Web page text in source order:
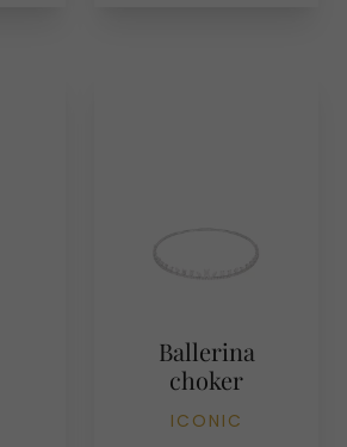
Ballerina
choker
ICONIC